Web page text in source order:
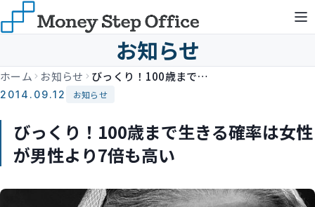
お知らせ
ホーム お知らせ びっくり！100歳まで生きる確率は女性が男性より7倍も高い
2014.09.12 お知らせ
びっくり！100歳まで生きる確率は女性
が男性より7倍も高い